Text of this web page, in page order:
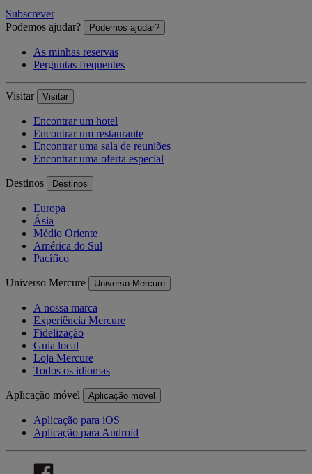
Subscrever
Podemos ajudar?
Podemos ajudar?
As minhas reservas
Perguntas frequentes
Visitar Visitar
Encontrar um hotel
Encontrar um restaurante
Encontrar uma sala de reuniões
Encontrar uma oferta especial
Destinos Destinos
Europa
Ásia
Médio Oriente
América do Sul
Pacífico
Universo Mercure Universo Mercure
A nossa marca
Experiência Mercure
Fidelização
Guia local
Loja Mercure
Todos os idiomas
Aplicação móvel Aplicação móvel
Aplicação para iOS
Aplicação para Android